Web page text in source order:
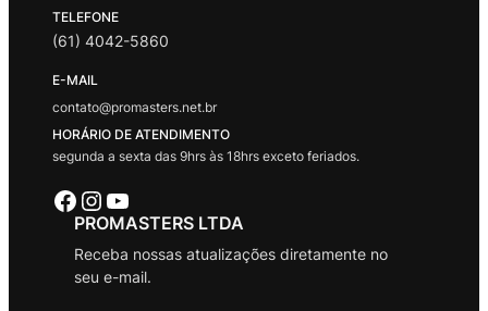
TELEFONE
(61) 4042-5860
E-MAIL
contato@promasters.net.br
HORÁRIO DE ATENDIMENTO
segunda a sexta das 9hrs às 18hrs exceto feriados.
Facebook Instagram Youtube
PROMASTERS LTDA
Receba nossas atualizações diretamente no
seu e-mail.